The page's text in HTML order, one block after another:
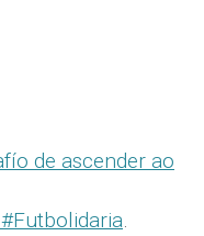
de ascender ao
.